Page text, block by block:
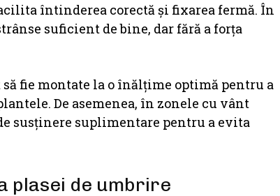
întinderea corectă și fixarea fermă. În
suficient de bine, dar fără a forța
fie montate la o înălțime optimă pentru a
De asemenea, în zonele cu vânt
susținere suplimentare pentru a evita
plasei de umbrire